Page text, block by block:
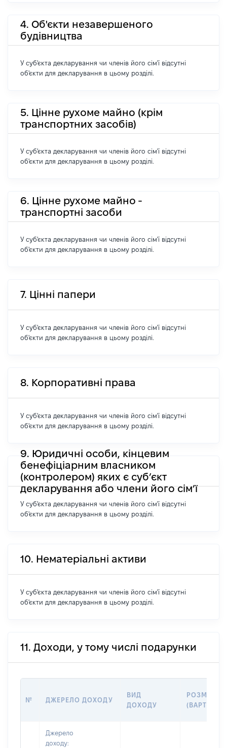
4. Об'єкти незавершеного
будівництва
У суб'єкта декларування чи членів його сім'ї відсутні
об'єкти для декларування в цьому розділі.
5. Цінне рухоме майно (крім
транспортних засобів)
У суб'єкта декларування чи членів його сім'ї відсутні
об'єкти для декларування в цьому розділі.
6. Цінне рухоме майно -
транспортні засоби
У суб'єкта декларування чи членів його сім'ї відсутні
об'єкти для декларування в цьому розділі.
7. Цінні папери
У суб'єкта декларування чи членів його сім'ї відсутні
об'єкти для декларування в цьому розділі.
8. Корпоративні права
У суб'єкта декларування чи членів його сім'ї відсутні
об'єкти для декларування в цьому розділі.
9. Юридичні особи, кінцевим
бенефіціарним власником
(контролером) яких є суб’єкт
декларування або члени його сім’ї
У суб'єкта декларування чи членів його сім'ї відсутні
об'єкти для декларування в цьому розділі.
10. Нематеріальні активи
У суб'єкта декларування чи членів його сім'ї відсутні
об'єкти для декларування в цьому розділі.
11. Доходи, у тому числі подарунки
№ ДЖЕРЕЛО ДОХОДУ
ВИД
ДОХОДУ
РОЗМІР
(ВАРТІСТЬ)
Джерело
доходу: